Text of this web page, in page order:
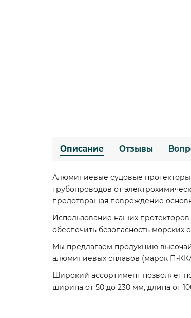
Описание Отзывы
Алюминиевые судовые
трубопроводов от
предотвращая повреждение
Использование наших
обеспечить безопасность
Мы предлагаем продукцию
алюминиевых сплавов (марок П-
Широкий ассортимент позволяет
ширина от 50 до 230 мм, длина от